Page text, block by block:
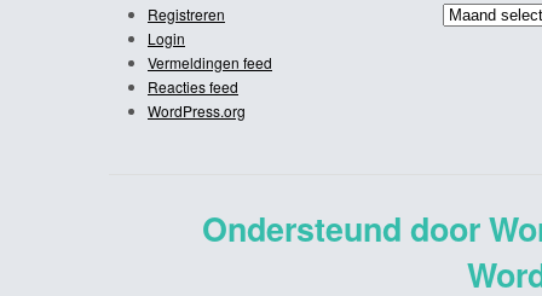
Registreren
Login
Vermeldingen feed
Reacties feed
WordPress.org
Archief
Ondersteund door